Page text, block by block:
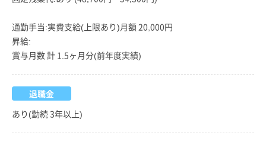
通勤手当:実費支給(上限あり)月額 20,000円
昇給:
賞与月数 計 1.5ヶ月分(前年度実績)
退職金
あり(勤続 3年以上)